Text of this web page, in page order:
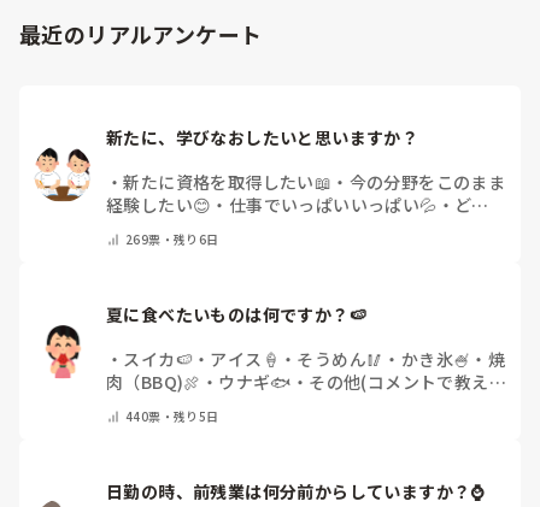
最近のリアルアンケート
新たに、学びなおしたいと思いますか？
・新たに資格を取得したい📖 ・ 今の分野をこのまま
経験したい😊 ・ 仕事でいっぱいいっぱい💦 ・ どん
教えてください）
269票・残り6日
夏に食べたいものは何ですか？🍉
・ スイカ🍉 ・ アイス🍦 ・ そうめん🥢 ・ かき氷🍧 ・ 焼
肉（BBQ)🍖 ・ ウナギ🐟 ・ その他(コメントで教え
440票・残り5日
日勤の時、前残業は何分前からしていますか？⌚